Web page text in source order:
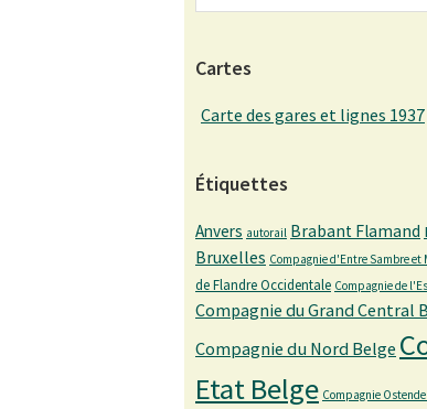
Cartes
Carte des gares et lignes 1937
Étiquettes
Anvers autorail Brabant Flamand
Bruxelles Compagnie d'Entre Sambre et
de Flandre Occidentale Compagnie de
Compagnie du Grand Central
Compagnie du Nord Belge
Etat Belge Compagnie